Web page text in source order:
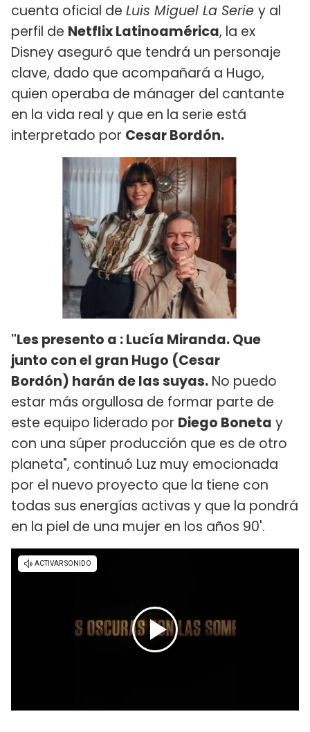
cuenta oficial de Luis Miguel La Serie y al
perfil de Netflix Latinoamérica, la ex
Disney aseguró que tendrá un personaje
clave, dado que acompañará a Hugo,
quien operaba de mánager del cantante
en la vida real y que en la serie está
interpretado por Cesar Bordón.
"Les presento a : Lucía Miranda. Que
junto con el gran Hugo (Cesar
Bordón) harán de las suyas. No puedo
estar más orgullosa de formar parte de
este equipo liderado por Diego Boneta y
con una súper producción que es de otro
planeta", continuó Luz muy emocionada
por el nuevo proyecto que la tiene con
todas sus energías activas y que la pondrá
en la piel de una mujer en los años 90'.